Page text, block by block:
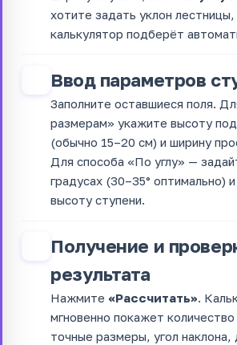
хотите задать уклон
калькулятор подберёт
Ввод параметров
Заполните оставшиеся поля.
размерам» укажите высоту
(обычно 15–20 см) и ширину
Для способа «По углу» —
градусах (30–35° оптимально)
высоту ступени.
Получение и
результата
Нажмите «Рассчитать».
мгновенно покажет
точные размеры, угол наклона,